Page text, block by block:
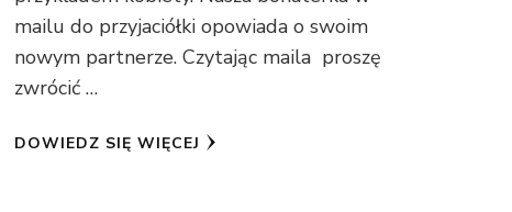
mailu do przyjaciółki opowiada o swoim
nowym partnerze. Czytając maila proszę
zwrócić …
DOWIEDZ SIĘ WIĘCEJ